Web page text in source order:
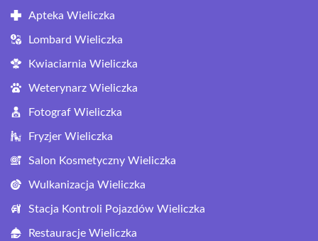
Apteka Wieliczka
Lombard Wieliczka
Kwiaciarnia Wieliczka
Weterynarz Wieliczka
Fotograf Wieliczka
Fryzjer Wieliczka
Salon Kosmetyczny Wieliczka
Wulkanizacja Wieliczka
Stacja Kontroli Pojazdów Wieliczka
Restauracje Wieliczka